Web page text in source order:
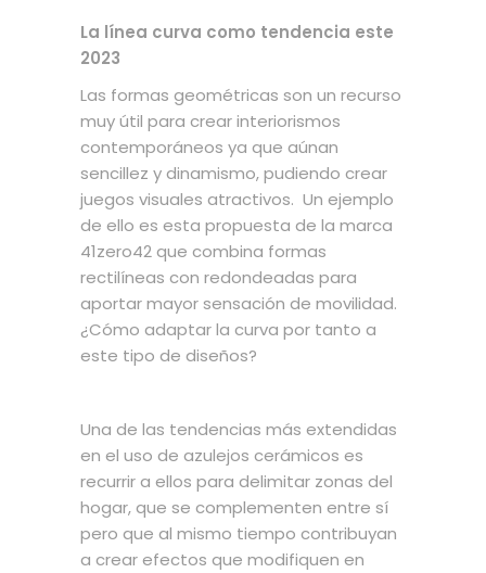
La línea curva como tendencia este
2023
Las formas geométricas son un recurso
muy útil para crear interiorismos
contemporáneos ya que aúnan
sencillez y dinamismo, pudiendo crear
juegos visuales atractivos. Un ejemplo
de ello es esta propuesta de la marca
41zero42 que combina formas
rectilíneas con redondeadas para
aportar mayor sensación de movilidad.
¿Cómo adaptar la curva por tanto a
este tipo de diseños?
Una de las tendencias más extendidas
en el uso de azulejos cerámicos es
recurrir a ellos para delimitar zonas del
hogar, que se complementen entre sí
pero que al mismo tiempo contribuyan
a crear efectos que modifiquen en